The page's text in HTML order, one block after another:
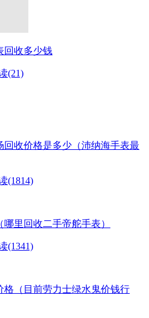
回收多少钱
(21)
回收价格是多少（沛纳海手表最
(1814)
里回收二手帝舵手表）
(1341)
格（目前劳力士绿水鬼价钱行